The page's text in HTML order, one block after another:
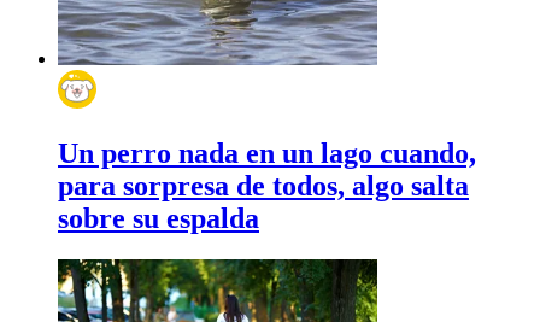
Un perro nada en un lago cuando,
para sorpresa de todos, algo salta
sobre su espalda